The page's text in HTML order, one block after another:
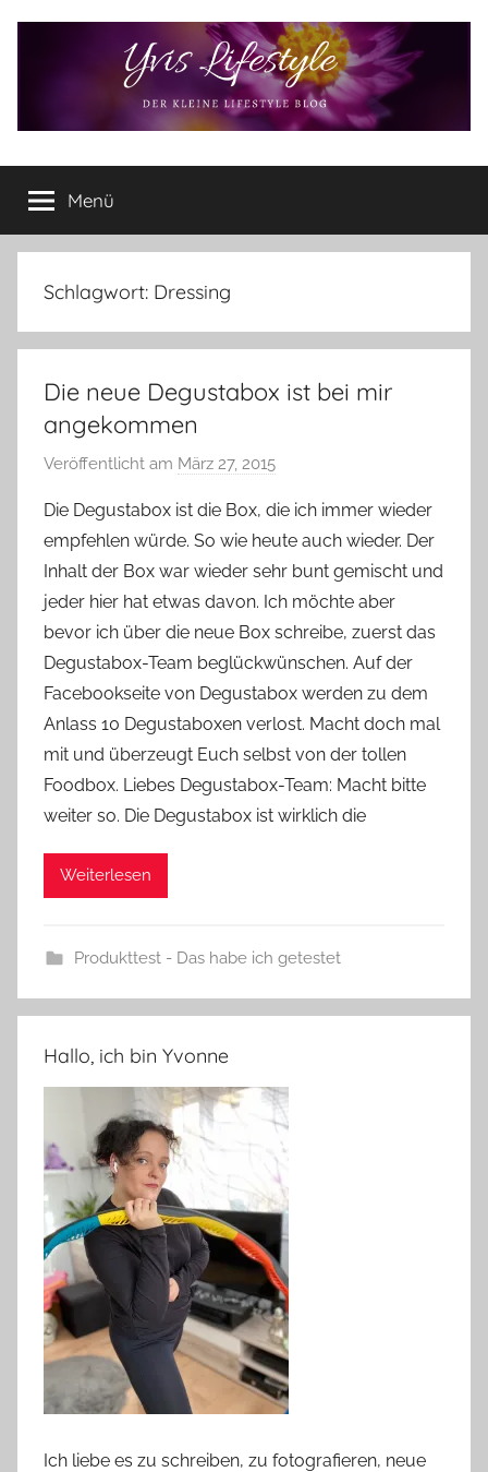
Yvis
Lifestyle
Lifestyle
Blog
–
Lifestyle,
Produkttests
vieles
Menü
Schlagwort: Dressing
Die neue Degustabox ist bei mir
angekommen
Veröffentlicht am März 27, 2015
n
Y
v
o
n
n
e
Die Degustabox ist die Box, die ich immer wieder
empfehlen würde. So wie heute auch wieder. Der
Inhalt der Box war wieder sehr bunt gemischt und
jeder hier hat etwas davon. Ich möchte aber
bevor ich über die neue Box schreibe, zuerst das
Degustabox-Team beglückwünschen. Auf der
Facebookseite von Degustabox werden zu dem
Anlass 10 Degustaboxen verlost. Macht doch mal
mit und überzeugt Euch selbst von der tollen
Foodbox. Liebes Degustabox-Team: Macht bitte
weiter so. Die Degustabox ist wirklich die
Weiterlesen
Produkttest - Das habe ich getestet
Hallo, ich bin Yvonne
Ich liebe es zu schreiben, zu fotografieren, neue